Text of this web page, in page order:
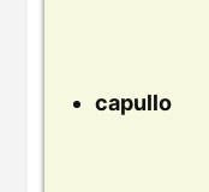
capullo